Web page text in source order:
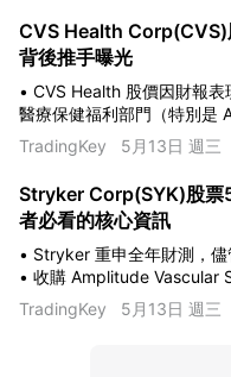
CVS Health Corp(CVS)
背後推手曝光
• CVS Health 股價因財報
醫療保健福利部門（特別是
調高了目標價，顯示出正面
TradingKey 5月13日 週三
Stryker Corp(SYK)股票
者必看的核心資訊
• Stryker 重申全年財測，儘
• 收購 Amplitude Vascular
季度股利調升 4.8% 至每股
TradingKey 5月13日 週三